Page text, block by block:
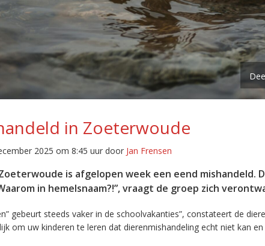
in Zoeterwoude
2025 om 8:45 uur door Jan Frensen
is afgelopen week een eend mishandeld.
in hemelsnaam?!”, vraagt de groep zich
gebeurt steeds vaker in de schoolvakanties”, constateert de
om uw kinderen te leren dat dierenmishandeling echt niet kan